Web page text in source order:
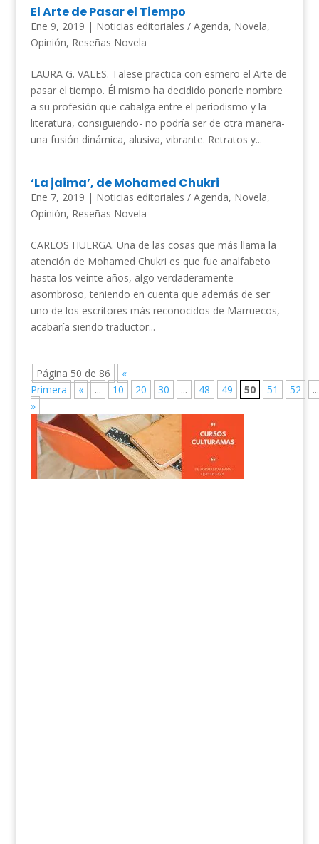
El Arte de Pasar el Tiempo
Ene 9, 2019 | Noticias editoriales / Agenda, Novela,
Opinión, Reseñas Novela
LAURA G. VALES. Talese practica con esmero el Arte de
pasar el tiempo. Él mismo ha decidido ponerle nombre
a su profesión que cabalga entre el periodismo y la
literatura, consiguiendo- no podría ser de otra manera-
una fusión dinámica, alusiva, vibrante. Retratos y...
‘La jaima’, de Mohamed Chukri
Ene 7, 2019 | Noticias editoriales / Agenda, Novela,
Opinión, Reseñas Novela
CARLOS HUERGA. Una de las cosas que más llama la
atención de Mohamed Chukri es que fue analfabeto
hasta los veinte años, algo verdaderamente
asombroso, teniendo en cuenta que además de ser
uno de los escritores más reconocidos de Marruecos,
acabaría siendo traductor...
Página 50 de 86
«
Primera
« ... 10 20 30 ... 48 49 50 51 52
...
»